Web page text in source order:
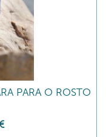
PARA O ROSTO